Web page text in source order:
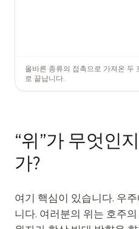
올바른 종류의 접촉으로 가져온 두
로 끝납니다.
“위”가 무엇인
가?
여기 핵심이 있습니다. 우
니다. 여러분의 위는 호주